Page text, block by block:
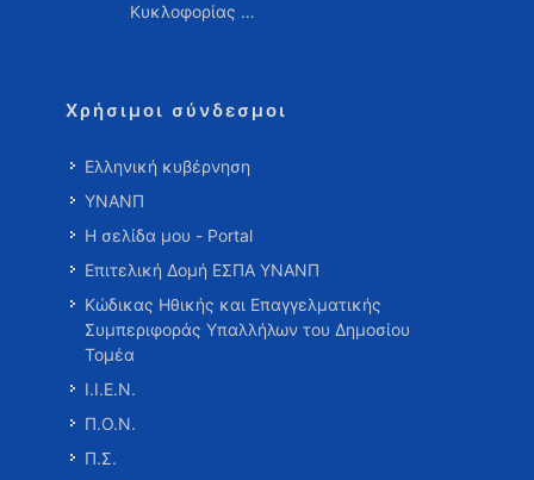
Κυκλοφορίας …
Χρήσιμοι σύνδεσμοι
Ελληνική κυβέρνηση
ΥΝΑΝΠ
Η σελίδα μου - Portal
Επιτελική Δομή ΕΣΠΑ ΥΝΑΝΠ
Κώδικας Ηθικής και Επαγγελματικής
Συμπεριφοράς Υπαλλήλων του Δημοσίου
Τομέα
Ι.Ι.Ε.Ν.
Π.Ο.Ν.
Π.Σ.